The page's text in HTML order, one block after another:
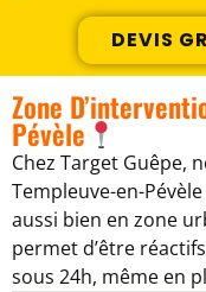
DEVIS
Zone
Pévèle
Chez Target Guêpe,
Templeuve-en-
aussi bien en zone
permet d’être
sous 24h, même en